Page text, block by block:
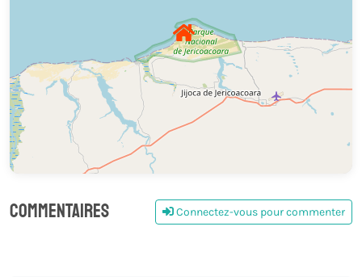
Commentaires Connectez-vous pour commenter